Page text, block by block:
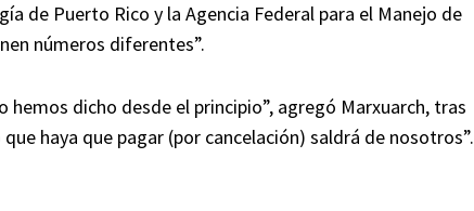
de Puerto Rico y la Agencia Federal para el Manejo de
números diferentes”.
hemos dicho desde el principio”, agregó Marxuarch, tras
haya que pagar (por cancelación) saldrá de nosotros”.